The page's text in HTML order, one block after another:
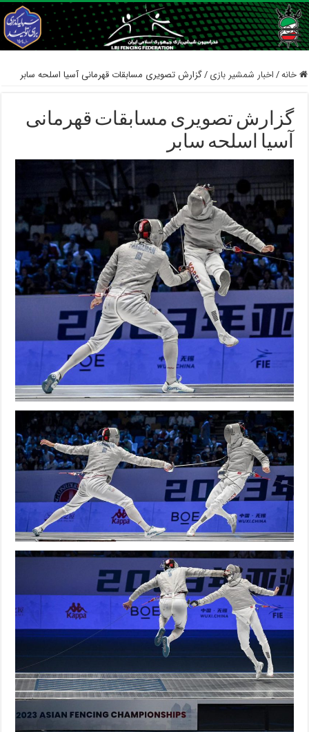
خانه/اخبار شمشیر بازی /گزارش تصویری مسابقات قهرمانی آسیا اسلحه سابر
گزارش تصویری مسابقات قهرمانی
آسیا اسلحه سابر